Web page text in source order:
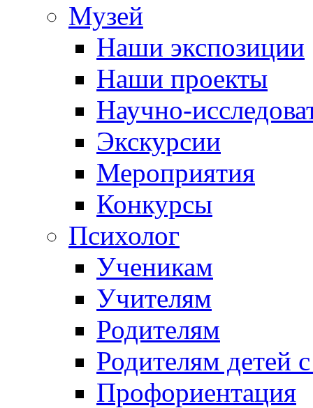
Музей
Наши экспозиции
Наши проекты
Научно-
Экскурсии
Мероприятия
Конкурсы
Психолог
Ученикам
Учителям
Родителям
Родителям детей
Профориентация